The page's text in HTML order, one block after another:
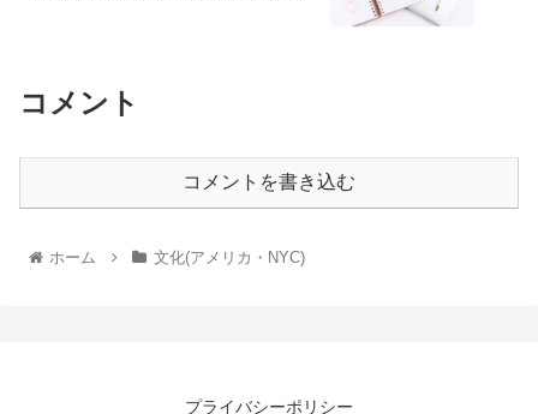
コメント
コメントを書き込む
ホーム 文化(アメリカ・NYC)
プライバシーポリシー